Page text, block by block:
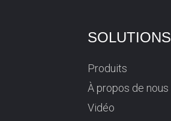
SOLUTIONS
Produits
À propos de nous
Vidéo